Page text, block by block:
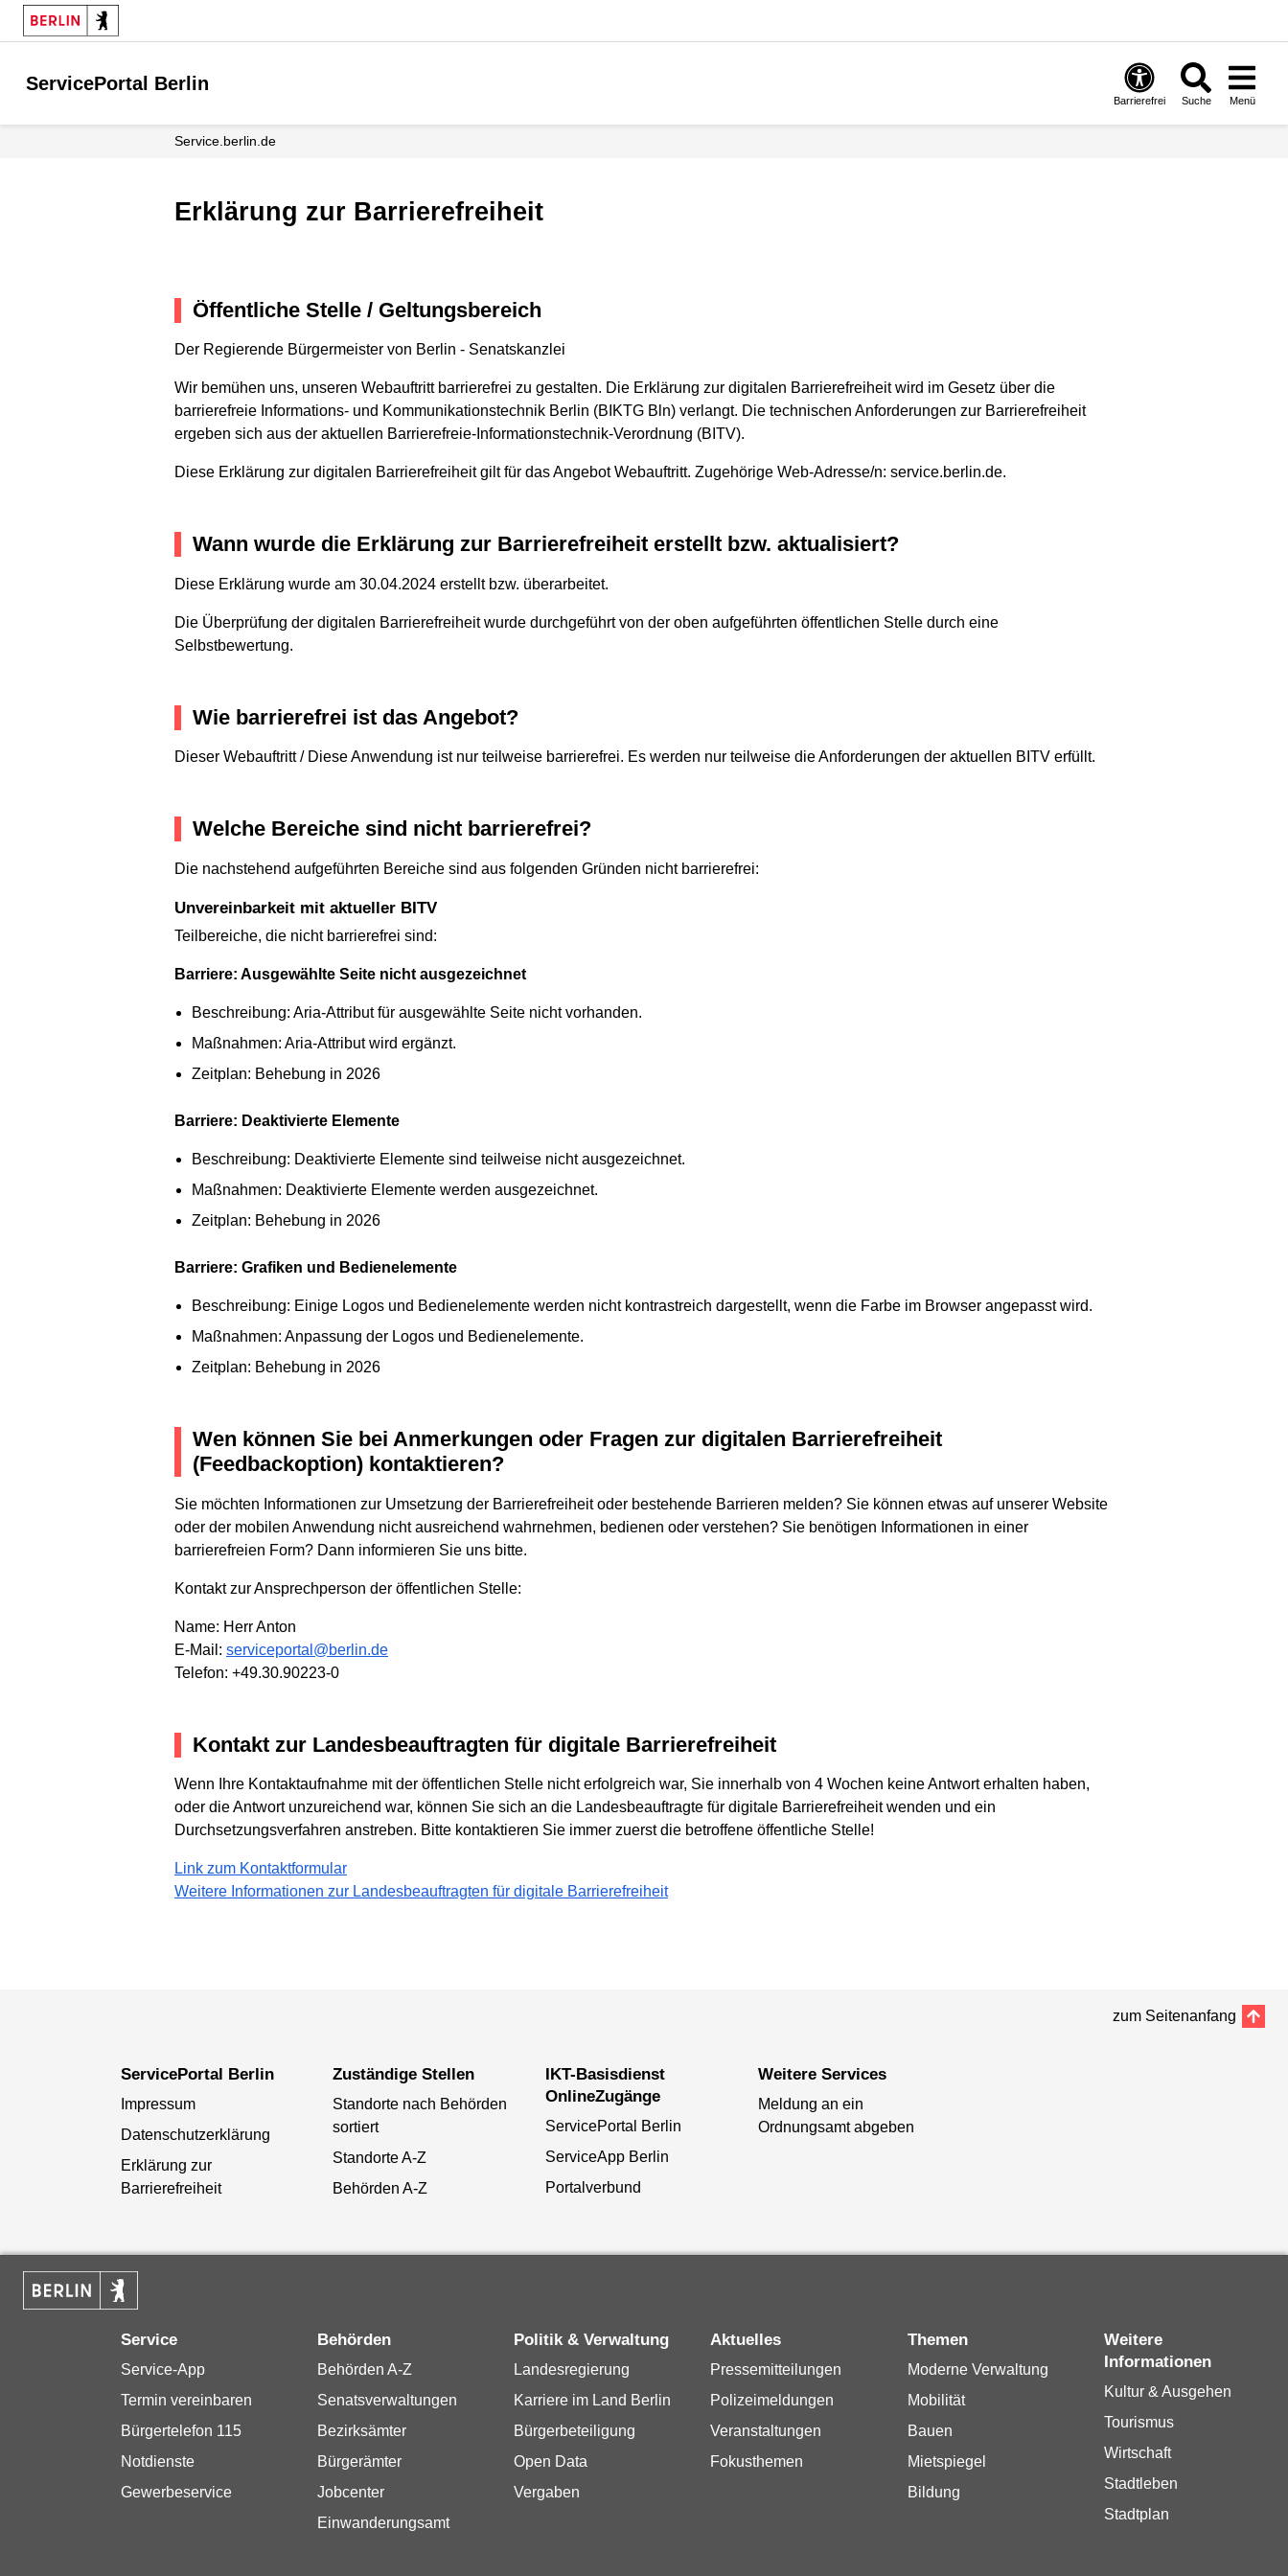
ServicePortal Berlin
Barrierefrei Suche Menü
service.berlin.de
Erklärung zur Barrierefreiheit
Öffentliche Stelle / Geltungsbereich
Der Regierende Bürgermeister von Berlin - Senatskanzlei
Wir bemühen uns, unseren Webauftritt barrierefrei zu gestalten. Die Erklärung zur digitalen Barrierefreiheit wird im Gesetz über die
barrierefreie Informations- und Kommunikationstechnik Berlin (BIKTG Bln) verlangt. Die technischen Anforderungen zur Barrierefreiheit
ergeben sich aus der aktuellen Barrierefreie-Informationstechnik-Verordnung (BITV).
Diese Erklärung zur digitalen Barrierefreiheit gilt für das Angebot Webauftritt. Zugehörige Web-Adresse/n: service.berlin.de.
Wann wurde die Erklärung zur Barrierefreiheit erstellt bzw. aktualisiert?
Diese Erklärung wurde am 30.04.2024 erstellt bzw. überarbeitet.
Die Überprüfung der digitalen Barrierefreiheit wurde durchgeführt von der oben aufgeführten öffentlichen Stelle durch eine
Selbstbewertung.
Wie barrierefrei ist das Angebot?
Dieser Webauftritt / Diese Anwendung ist nur teilweise barrierefrei. Es werden nur teilweise die Anforderungen der aktuellen BITV erfüllt.
Welche Bereiche sind nicht barrierefrei?
Die nachstehend aufgeführten Bereiche sind aus folgenden Gründen nicht barrierefrei:
Unvereinbarkeit mit aktueller BITV
Teilbereiche, die nicht barrierefrei sind:
Barriere: Ausgewählte Seite nicht ausgezeichnet
Beschreibung: Aria-Attribut für ausgewählte Seite nicht vorhanden.
Maßnahmen: Aria-Attribut wird ergänzt.
Zeitplan: Behebung in 2026
Barriere: Deaktivierte Elemente
Beschreibung: Deaktivierte Elemente sind teilweise nicht ausgezeichnet.
Maßnahmen: Deaktivierte Elemente werden ausgezeichnet.
Zeitplan: Behebung in 2026
Barriere: Grafiken und Bedienelemente
Beschreibung: Einige Logos und Bedienelemente werden nicht kontrastreich dargestellt, wenn die Farbe im Browser angepasst wird.
Maßnahmen: Anpassung der Logos und Bedienelemente.
Zeitplan: Behebung in 2026
Wen können Sie bei Anmerkungen oder Fragen zur digitalen Barrierefreiheit
(Feedbackoption) kontaktieren?
Sie möchten Informationen zur Umsetzung der Barrierefreiheit oder bestehende Barrieren melden? Sie können etwas auf unserer Website
oder der mobilen Anwendung nicht ausreichend wahrnehmen, bedienen oder verstehen? Sie benötigen Informationen in einer
barrierefreien Form? Dann informieren Sie uns bitte.
Kontakt zur Ansprechperson der öffentlichen Stelle:
Name: Herr Anton
E-Mail: serviceportal@berlin.de
Telefon: +49.30.90223-0
Kontakt zur Landesbeauftragten für digitale Barrierefreiheit
Wenn Ihre Kontaktaufnahme mit der öffentlichen Stelle nicht erfolgreich war, Sie innerhalb von 4 Wochen keine Antwort erhalten haben,
oder die Antwort unzureichend war, können Sie sich an die Landesbeauftragte für digitale Barrierefreiheit wenden und ein
Durchsetzungsverfahren anstreben. Bitte kontaktieren Sie immer zuerst die betroffene öffentliche Stelle!
Link zum Kontaktformular
Weitere Informationen zur Landesbeauftragten für digitale Barrierefreiheit
zum Seitenanfang
ServicePortal Berlin
Impressum
Datenschutzerklärung
Erklärung zur
Barrierefreiheit
Zuständige Stellen
Standorte nach Behörden
sortiert
Standorte A-Z
Behörden A-Z
IKT-Basisdienst
OnlineZugänge
ServicePortal Berlin
ServiceApp Berlin
Portalverbund
Weitere Services
Meldung an ein
Ordnungsamt abgeben
Service
Service-App
Termin vereinbaren
Bürgertelefon 115
Notdienste
Gewerbeservice
Behörden
Behörden A-Z
Senatsverwaltungen
Bezirksämter
Bürgerämter
Jobcenter
Einwanderungsamt
Politik & Verwaltung
Landesregierung
Karriere im Land Berlin
Bürgerbeteiligung
Open Data
Vergaben
Aktuelles
Pressemitteilungen
Polizeimeldungen
Veranstaltungen
Fokusthemen
Themen
Moderne Verwaltung
Mobilität
Bauen
Mietspiegel
Bildung
Weitere
Informationen
Kultur & Ausgehen
Tourismus
Wirtschaft
Stadtleben
Stadtplan